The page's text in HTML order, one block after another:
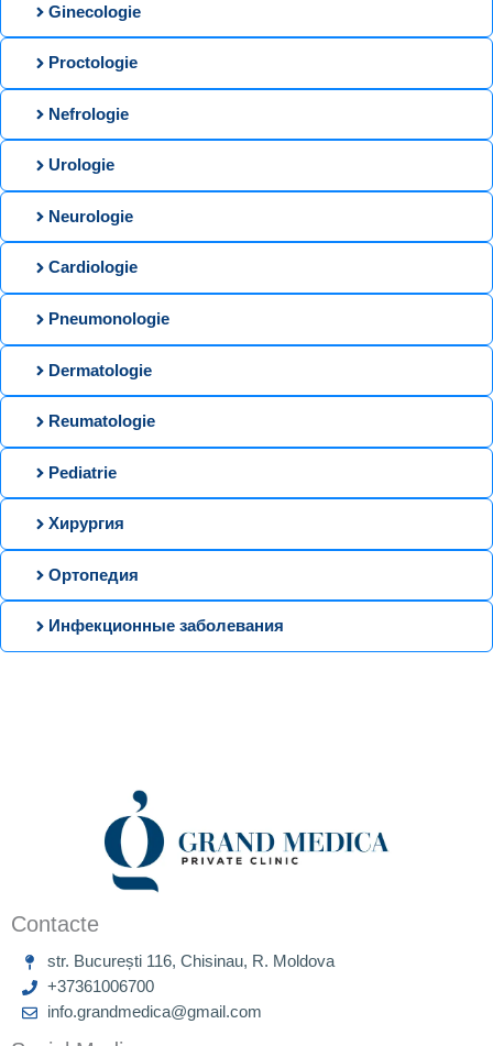
Ginecologie
Proctologie
Nefrologie
Urologie
Neurologie
Cardiologie
Pneumonologie
Dermatologie
Reumatologie
Pediatrie
Хирургия
Ортопедия
Инфекционные заболевания
Contacte
str. București 116, Chisinau, R. Moldova
+37361006700
info.grandmedica@gmail.com